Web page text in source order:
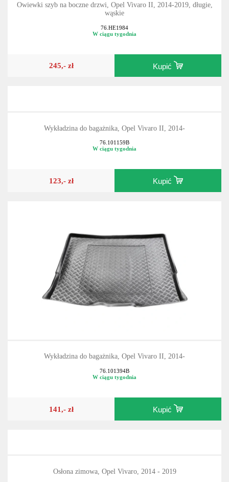
Owiewki szyb na boczne drzwi, Opel Vivaro II, 2014-2019, długie,
wąskie
76.HE1984
W ciągu tygodnia
245,- zł Kupić
Wykładzina do bagażnika, Opel Vivaro II, 2014-
76.101159B
W ciągu tygodnia
123,- zł Kupić
Wykładzina do bagażnika, Opel Vivaro II, 2014-
76.101394B
W ciągu tygodnia
141,- zł Kupić
Osłona zimowa, Opel Vivaro, 2014 - 2019